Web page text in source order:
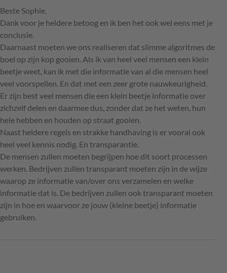
Beste Sophie,
Dank voor je heldere betoog en ik ben het ook wel eens met je
conclusie.
Daarnaast moeten we ons realiseren dat slimme algoritmes de
boel op zijn kop gooien. Als ik van heel veel mensen een klein
beetje weet, kan ik met die informatie van al die mensen heel
veel voorspellen. En dat met een zeer grote nauwkeurigheid.
Er zijn best veel mensen die een klein beetje informatie over
zichzelf delen en daarmee dus, zonder dat ze het weten, hun
hele hebben en houden op straat gooien.
Naast heldere regels en strakke handhaving is er vooral ook
heel veel kennis nodig. En transparantie.
De mensen zullen moeten begrijpen hoe dit soort processen
werken. Bedrijven zullen transparant moeten zijn in de wijze
waarop ze informatie van/over ons verzamelen en welke
informatie dat is. De bedrijven zullen ook transparant moeten
zijn in hoe en waarvoor ze jouw (kleine beetje) informatie
gebruiken.